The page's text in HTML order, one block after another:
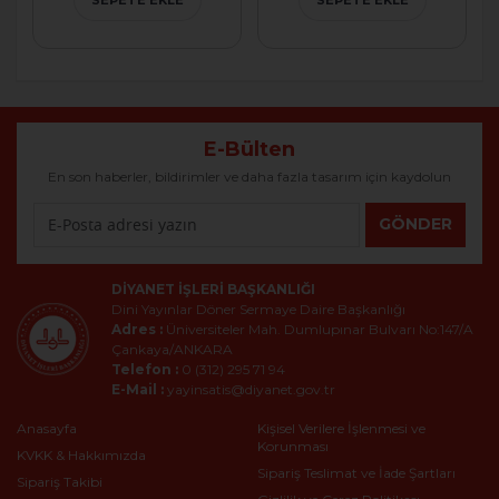
E-Bülten
En son haberler, bildirimler ve daha fazla tasarım için kaydolun
GÖNDER
DIYANET İŞLERI BAŞKANLIĞI
Dini Yayınlar Döner Sermaye Daire Başkanlığı
Adres : Üniversiteler Mah. Dumlupınar Bulvarı No:147/A
Çankaya/ANKARA
Telefon : 0 (312) 295 71 94
E-Mail : yayinsatis@diyanet.gov.tr
Anasayfa
KVKK & Hakkımızda
Sipariş Takibi
Kişisel Verilere İşlenmesi ve
Korunması
Sipariş Teslimat ve İade Şartları